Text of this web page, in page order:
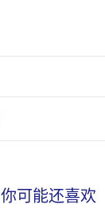
你可能还喜欢